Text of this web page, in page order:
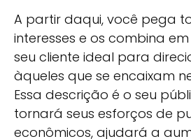
A partir daqui, você pega
interesses e os combina
seu cliente ideal para
àqueles que se encaixam
Essa descrição é o seu
tornará seus esforços de
econômicos, ajudará a